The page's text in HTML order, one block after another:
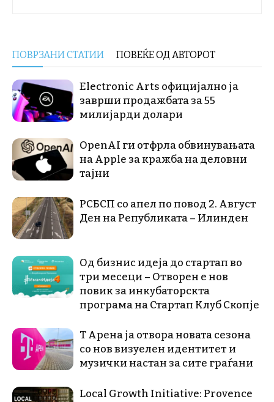
ПОВРЗАНИ СТАТИИ ПОВЕЌЕ ОД АВТОРОТ
Electronic Arts официјално ја
заврши продажбата за 55
милијарди долари
OpenAI ги отфрла обвинувањата
на Apple за кражба на деловни
тајни
РСБСП со апел по повод 2. Август
Ден на Републиката – Илинден
Од бизнис идеја до стартап во
три месеци – Отворен е нов
повик за инкубаторскта
програма на Стартап Клуб Скопје
Т Арена ја отвора новата сезона
со нов визуелен идентитет и
музички настан за сите граѓани
Local Growth Initiative: Provence